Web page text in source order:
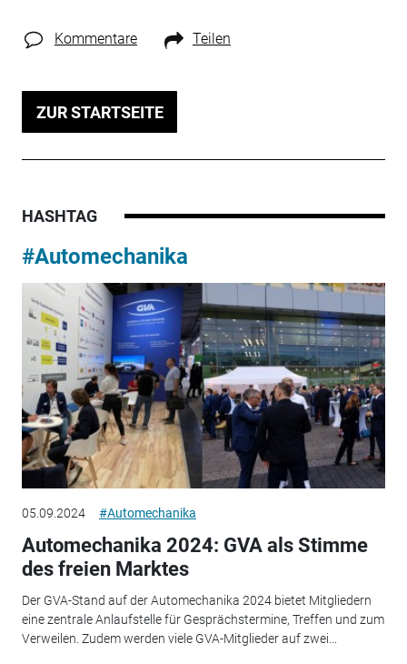
Kommentare Teilen
ZUR STARTSEITE
HASHTAG
#Automechanika
05.09.2024 #Automechanika
Automechanika 2024: GVA als Stimme
des freien Marktes
Der GVA-Stand auf der Automechanika 2024 bietet Mitgliedern
eine zentrale Anlaufstelle für Gesprächstermine, Treffen und zum
Verweilen. Zudem werden viele GVA-Mitglieder auf zwei...